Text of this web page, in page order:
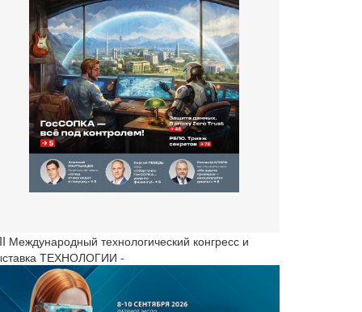
Международный технологический конгресс и
ТЕХНОЛОГИИ -